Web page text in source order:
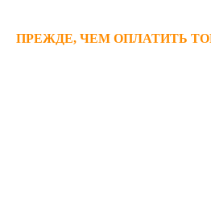
ПРЕЖДЕ, ЧЕМ ОПЛАТИТЬ